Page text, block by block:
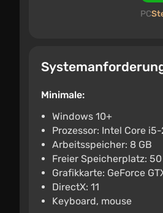
PC
Minimale:
Windows 10+
Prozessor: Intel Core
Arbeitsspeicher: 8 GB
Freier Speicherplatz: 50
Grafikkarte: GeForce
DirectX: 11
Keyboard, mouse